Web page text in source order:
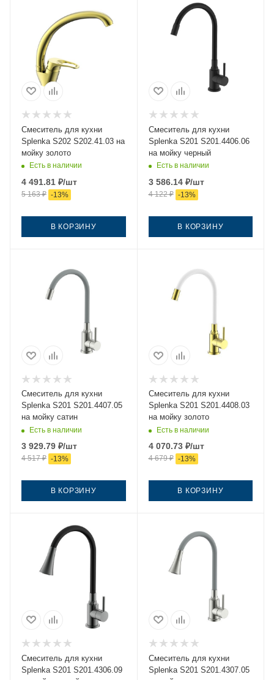
Смеситель для кухни
Splenka S202 S202.41.03 на
мойку золото
Есть в наличии
4 491.81 ₽/шт
5 163₽ -13%
В КОРЗИНУ
Смеситель для кухни
Splenka S201 S201.4406.06
на мойку черный
Есть в наличии
3 586.14₽/шт
4 122₽ -13%
В КОРЗИНУ
Смеситель для кухни
Splenka S201 S201.4407.05
на мойку сатин
Есть в наличии
3 929.79 ₽/шт
4 517₽ -13%
В КОРЗИНУ
Смеситель для кухни
Splenka S201 S201.4408.03
на мойку золото
Есть в наличии
4 070.73₽/шт
4 679₽ -13%
В КОРЗИНУ
Смеситель для кухни
Splenka S201 S201.4306.09
Смеситель для кухни
Splenka S201 S201.4307.05